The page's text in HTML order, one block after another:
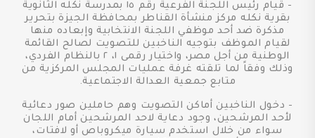
- قيام رئيس اللجنة الفرعية رقم ١٥ بمدرسة نكله الثانوية
بقرية نكله مركز منشأة القناطر بمحافظة الجيزة بتحرير
مذكرة ضد أحد موظفي اللجنة الانتخابية وإبعاده منها
لقيام الموظف بتوجيه الناخبين للتصويت لصالح القائمة
الوطنية من أجل مصر، واختيار رقمى ١، ٢ بالنظام الفردي،
وذلك وفقاً لما تلقته غرفة عمليات المجلس المركزية من
متابع جمعية العدالة الاجتماعية.
- دخول الناخبين أماكن التصويت وهم حاملين صور دعائية
لأحد المرشحين، وجود دعاية لاحد المرشحين أمام اللجان
سواء من خلال استخدم سيارة ميكروباص أو لافتات،